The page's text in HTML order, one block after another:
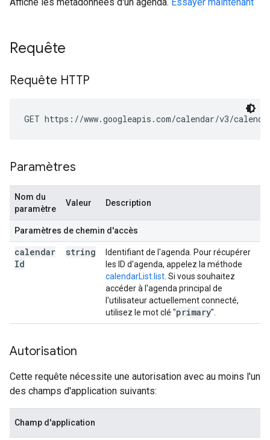
Requête
Requête HTTP
GET https://www.googleapis.com/calendar/v3/
Paramètres
Nom du
paramètre
Valeur Description
Paramètres de chemin d'accès
calendar
Id
string
Identifiant de l'agenda. Pour récupérer
les ID d'agenda, appelez la méthode
calendarList.list . Si vous souhaitez
accéder à l'agenda principal de
l'utilisateur actuellement connecté,
utilisez le mot clé "primary".
Autorisation
Cette requête nécessite une autorisation avec au moins l'un
des champs d'application suivants:
Champ d'application